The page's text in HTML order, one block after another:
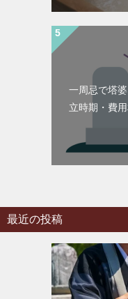
一周忌で塔
立時期・費
最近の投稿